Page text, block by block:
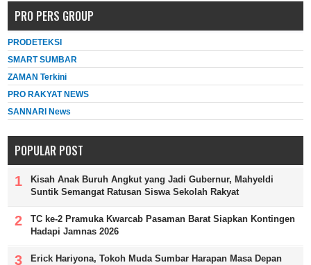
PRO PERS GROUP
PRODETEKSI
SMART SUMBAR
ZAMAN Terkini
PRO RAKYAT NEWS
SANNARI News
POPULAR POST
Kisah Anak Buruh Angkut yang Jadi Gubernur, Mahyeldi
Suntik Semangat Ratusan Siswa Sekolah Rakyat
TC ke-2 Pramuka Kwarcab Pasaman Barat Siapkan Kontingen
Hadapi Jamnas 2026
Erick Hariyona, Tokoh Muda Sumbar Harapan Masa Depan